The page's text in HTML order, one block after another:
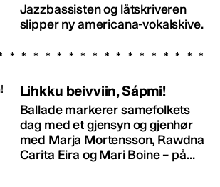
Jazzbassisten og låtskriveren
slipper ny americana-vokalskive.
Lihkku beivviin, Sápmi!
Ballade markerer samefolkets
dag med et gjensyn og gjenhør
med Marja Mortensson, Rawdna
Carita Eira og Mari Boine – på...